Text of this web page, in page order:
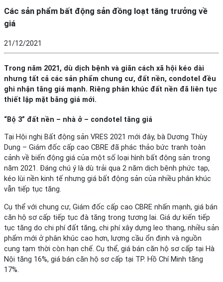
Các sản phẩm bất động sản đồng loạt tăng trưởng về
giá
21/12/2021
Trong năm 2021, dù dịch bệnh và giãn cách xã hội kéo dài
nhưng tất cả các sản phẩm chung cư, đất nền, condotel đều
ghi nhận tăng giá mạnh. Riêng phân khúc đất nền đã liên tục
thiết lập mặt bằng giá mới.
“Bộ 3” đất nền – nhà ở – condotel tăng giá
Tại Hội nghị Bất động sản VRES 2021 mới đây, bà Dương Thùy
Dung – Giám đốc cấp cao CBRE đã phác thảo bức tranh toàn
cảnh về biến động giá của một số loại hình bất động sản trong
năm 2021. Đáng chú ý là dù trải qua 2 năm dịch bệnh phức tạp,
kéo lùi nền kinh tế nhưng giá bất động sản của nhiều phân khúc
vẫn tiếp tục tăng.
Cụ thể với chung cư, Giám đốc cấp cao CBRE nhấn mạnh, giá bán
căn hộ sơ cấp tiếp tục đà tăng trong tương lai. Giá dự kiến tiếp
tục tăng do chi phí đất tăng, chi phí xây dựng leo thang, nhiều sản
phẩm mới ở phân khúc cao hơn, lượng cầu ổn định và nguồn
cung tạm thời còn hạn chế. Cụ thể, giá bán căn hộ sơ cấp tại Hà
Nội tăng 16%, giá bán căn hộ sơ cấp tại TP. Hồ Chí Minh tăng
17%.